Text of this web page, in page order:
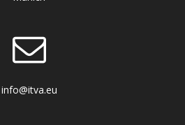
info@itva.eu